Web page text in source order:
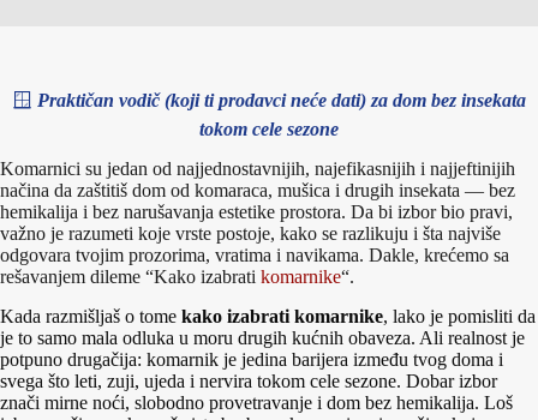
🪟 Praktičan vodič (koji ti prodavci neće dati) za dom bez insekata
tokom cele sezone
Komarnici su jedan od najjednostavnijih, najefikasnijih i najjeftinijih
načina da zaštitiš dom od komaraca, mušica i drugih insekata — bez
hemikalija i bez narušavanja estetike prostora. Da bi izbor bio pravi,
važno je razumeti koje vrste postoje, kako se razlikuju i šta najviše
odgovara tvojim prozorima, vratima i navikama. Dakle, krećemo sa
rešavanjem dileme “Kako izabrati komarnike“.
Kada razmišljaš o tome kako izabrati komarnike, lako je pomisliti da
je to samo mala odluka u moru drugih kućnih obaveza. Ali realnost je
potpuno drugačija: komarnik je jedina barijera između tvog doma i
svega što leti, zuji, ujeda i nervira tokom cele sezone. Dobar izbor
znači mirne noći, slobodno provetravanje i dom bez hemikalija. Loš